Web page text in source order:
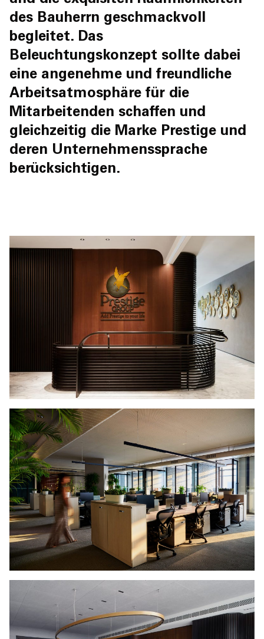
des Bauherrn geschmackvoll
begleitet. Das
Beleuchtungskonzept sollte dabei
eine angenehme und freundliche
Arbeitsatmosphäre für die
Mitarbeitenden schaffen und
gleichzeitig die Marke Prestige und
deren Unternehmenssprache
berücksichtigen.